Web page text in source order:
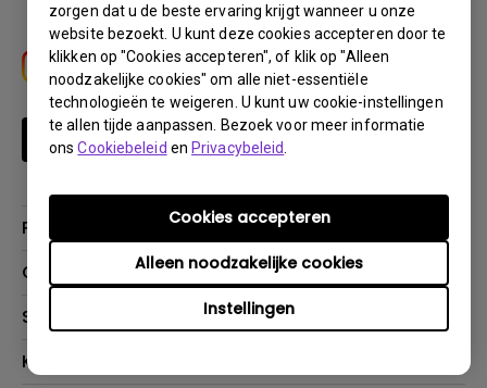
zorgen dat u de beste ervaring krijgt wanneer u onze
website bezoekt. U kunt deze cookies accepteren door te
klikken op "Cookies accepteren", of klik op "Alleen
noodzakelijke cookies" om alle niet-essentiële
technologieën te weigeren. U kunt uw cookie-instellingen
te allen tijde aanpassen. Bezoek voor meer informatie
onsCookiebeleid enPrivacybeleid
Instellingen
Alleen noodzakelijke cookies
Cookies accepteren
Schrijf je in
Producten
Verlichting
Oplossingen
Support
Kenniscentrum